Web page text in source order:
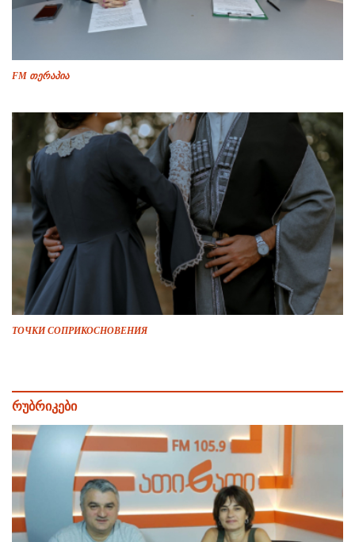
FM თერაპია
ТОЧКИ СОПРИКОСНОВЕНИЯ
რუბრიკები